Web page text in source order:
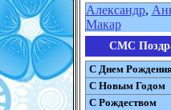
Александр,
Макар
СМС
С Днем
С Новым Годом
С Рождеством